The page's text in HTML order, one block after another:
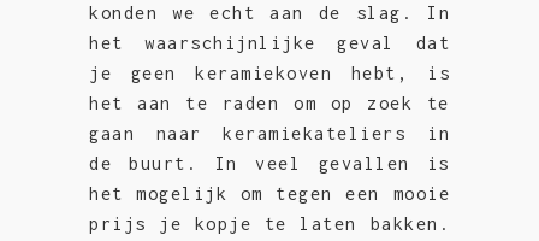
konden we echt aan de slag. In
het waarschijnlijke geval dat
je geen keramiekoven hebt, is
het aan te raden om op zoek te
gaan naar keramiekateliers in
de buurt. In veel gevallen is
het mogelijk om tegen een mooie
prijs je kopje te laten bakken.